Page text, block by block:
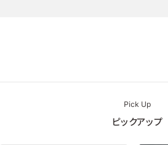
Pick Up
ピックアップ